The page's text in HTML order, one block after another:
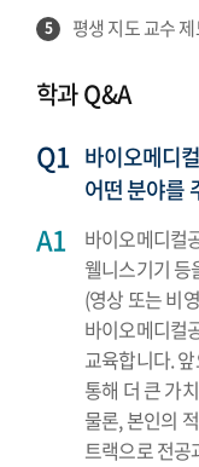
5 평생 지도 교수
학과 Q&A
바이오메디
어떤 분야를
바이오메디컬
웰니스기기 등
(영상 또는 비
바이오메디컬
교육합니다.
통해 더 큰 가
물론, 본인의
트랙으로 전공